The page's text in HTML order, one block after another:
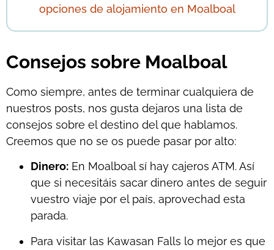
opciones de alojamiento en Moalboal
Consejos sobre Moalboal
Como siempre, antes de terminar cualquiera de
nuestros posts, nos gusta dejaros una lista de
consejos sobre el destino del que hablamos.
Creemos que no se os puede pasar por alto:
Dinero: En Moalboal sí hay cajeros ATM. Así
que si necesitáis sacar dinero antes de seguir
vuestro viaje por el país, aprovechad esta
parada.
Para visitar las Kawasan Falls lo mejor es que